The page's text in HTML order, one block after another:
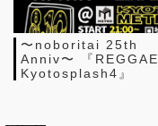
〜noboritai 25th
Anniv〜 『REGGAE
Kyotosplash4』